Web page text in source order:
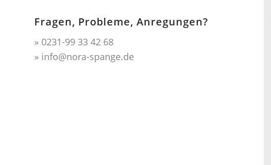
Fragen, Probleme, Anregungen?
» 0231-99 33 42 68
» info@nora-spange.de